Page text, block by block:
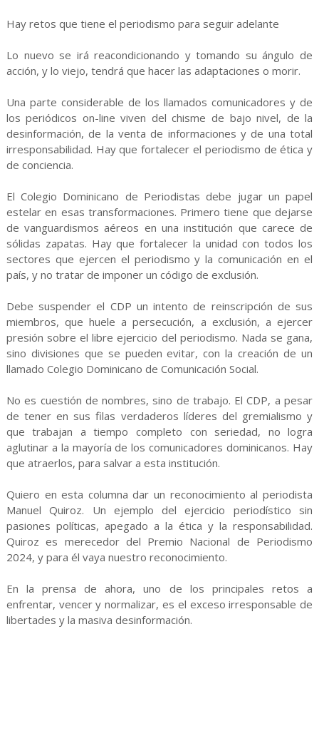
Hay retos que tiene el periodismo para seguir adelante
Lo nuevo se irá reacondicionando y tomando su ángulo de
acción, y lo viejo, tendrá que hacer las adaptaciones o morir.
Una parte considerable de los llamados comunicadores y de
los periódicos on-line viven del chisme de bajo nivel, de la
desinformación, de la venta de informaciones y de una total
irresponsabilidad. Hay que fortalecer el periodismo de ética y
de conciencia.
El Colegio Dominicano de Periodistas debe jugar un papel
estelar en esas transformaciones. Primero tiene que dejarse
de vanguardismos aéreos en una institución que carece de
sólidas zapatas. Hay que fortalecer la unidad con todos los
sectores que ejercen el periodismo y la comunicación en el
país, y no tratar de imponer un código de exclusión.
Debe suspender el CDP un intento de reinscripción de sus
miembros, que huele a persecución, a exclusión, a ejercer
presión sobre el libre ejercicio del periodismo. Nada se gana,
sino divisiones que se pueden evitar, con la creación de un
llamado Colegio Dominicano de Comunicación Social.
No es cuestión de nombres, sino de trabajo. El CDP, a pesar
de tener en sus filas verdaderos líderes del gremialismo y
que trabajan a tiempo completo con seriedad, no logra
aglutinar a la mayoría de los comunicadores dominicanos. Hay
que atraerlos, para salvar a esta institución.
Quiero en esta columna dar un reconocimiento al periodista
Manuel Quiroz. Un ejemplo del ejercicio periodístico sin
pasiones políticas, apegado a la ética y la responsabilidad.
Quiroz es merecedor del Premio Nacional de Periodismo
2024, y para él vaya nuestro reconocimiento.
En la prensa de ahora, uno de los principales retos a
enfrentar, vencer y normalizar, es el exceso irresponsable de
libertades y la masiva desinformación.